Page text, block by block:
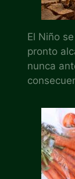
El Niño
pronto
nunca